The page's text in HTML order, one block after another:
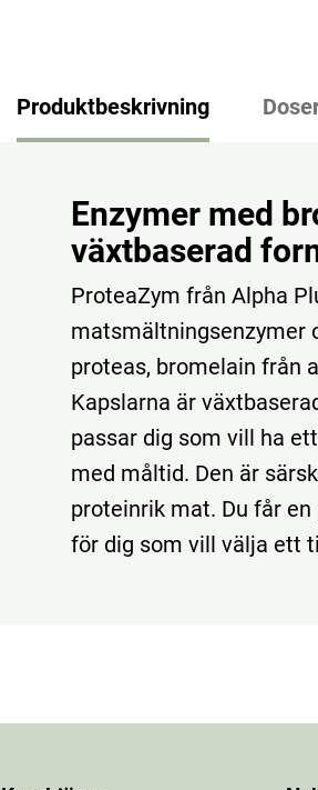
Produktbeskrivning
Enzymer med
växtbaserad
ProteaZym från Alpha
matsmältningsenzymer
proteas, bromelain från
Kapslarna är
passar dig som vill ha
med måltid. Den är
proteinrik mat. Du får
för dig som vill välja ett